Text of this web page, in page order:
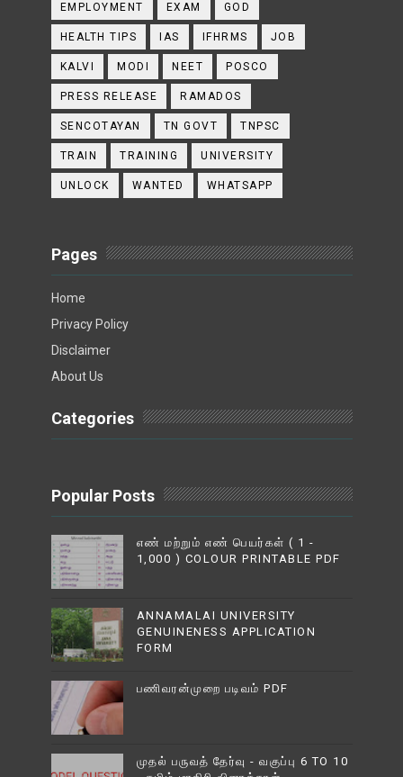
EMPLOYMENT EXAM GOD
HEALTH TIPS IAS IFHRMS JOB
KALVI MODI NEET POSCO
PRESS RELEASE RAMADOS
SENCOTAYAN TN GOVT TNPSC
TRAIN TRAINING UNIVERSITY
UNLOCK WANTED WHATSAPP
Pages
Home
Privacy Policy
Disclaimer
About Us
Categories
Popular Posts
எண் மற்றும் எண் பெயர்கள் ( 1 -
1,000 ) COLOUR PRINTABLE PDF
ANNAMALAI UNIVERSITY
GENUINENESS APPLICATION
FORM
பணிவரன்முறை படிவம் PDF
முதல் பருவத் தேர்வு - வகுப்பு 6 TO 10